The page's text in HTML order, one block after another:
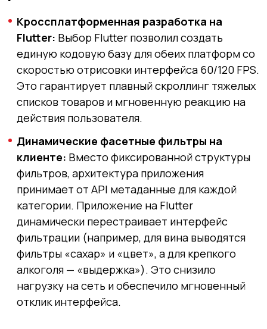
Кроссплатформенная разработка на
Flutter: Выбор Flutter позволил создать
единую кодовую базу для обеих платформ со
скоростью отрисовки интерфейса 60/120 FPS.
Это гарантирует плавный скроллинг тяжелых
списков товаров и мгновенную реакцию на
действия пользователя.
Динамические фасетные фильтры на
клиенте: Вместо фиксированной структуры
фильтров, архитектура приложения
принимает от API метаданные для каждой
категории. Приложение на Flutter
динамически перестраивает интерфейс
фильтрации (например, для вина выводятся
фильтры «сахар» и «цвет», а для крепкого
алкоголя — «выдержка»). Это снизило
нагрузку на сеть и обеспечило мгновенный
отклик интерфейса.